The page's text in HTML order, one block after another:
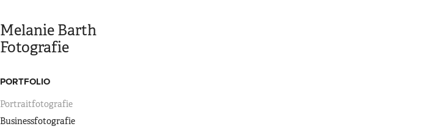
Melanie Barth
Fotografie
PORTFOLIO
Portraitfotografie
Businessfotografie